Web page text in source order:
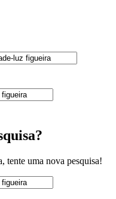
tente uma nova pesquisa!